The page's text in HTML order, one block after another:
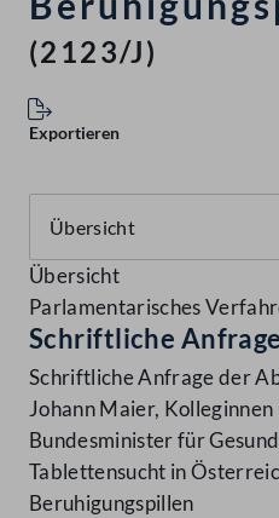
(2123/J)
Exportieren
Übersicht
Parlamentarisches
Schriftliche Anfrage
Schriftliche Anfrage der
Johann Maier,
Bundesminister für
Tablettensucht in
Beruhigungspillen